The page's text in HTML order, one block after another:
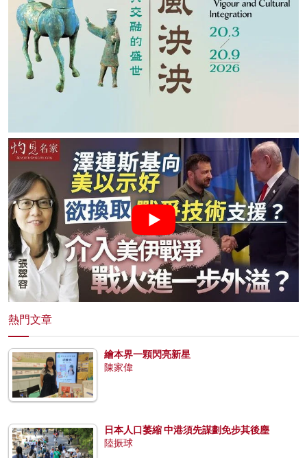
熱門文章
繪本界一顆閃亮新星
陳家偉
日本人口萎縮 中港須先謀劃免步其後塵
陸振球